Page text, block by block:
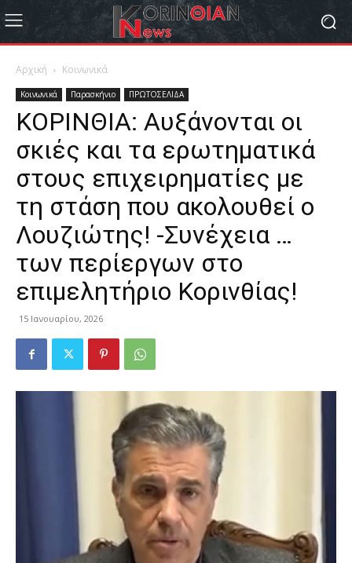
Αρχική Κοινωνικά
Κοινωνικά Παρασκήνιο ΠΡΩΤΟΣΕΛΙΔΑ
ΚΟΡΙΝΘΙΑ: Αυξάνονται οι
σκιές και τα ερωτηματικά
στους επιχειρηματίες με
τη στάση που ακολουθεί ο
Λουζιώτης! -Συνέχεια …
των περίεργων στο
επιμελητήριο Κορινθίας!
15 Ιανουαρίου, 2026